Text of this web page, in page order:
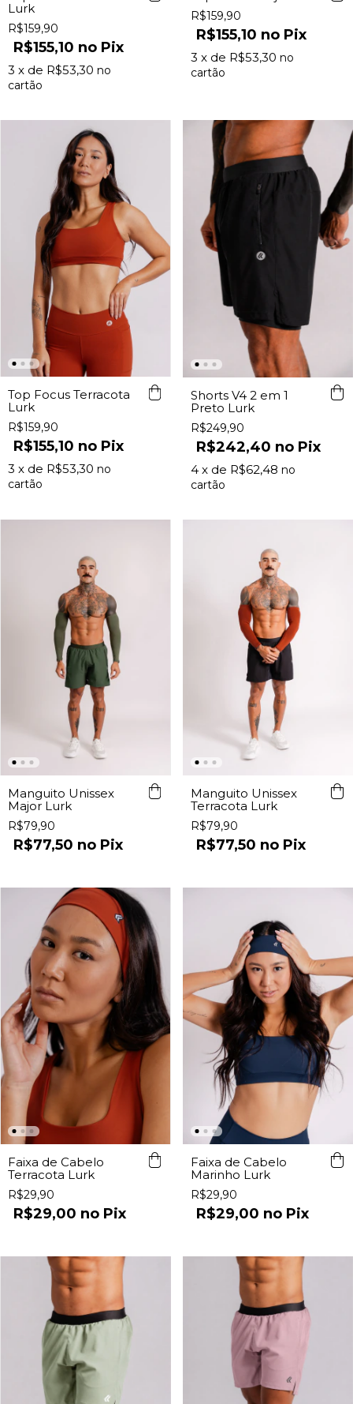
Lurk
R$159,90
R$155,10 Pix
3 x de R$53,30
R$159,90
R$155,10 Pix
3 x de R$53,30
Top Focus Terracota
Lurk
R$159,90
R$155,10 Pix
3 x de R$53,30
Shorts V4 2 em 1
Preto Lurk
R$249,90
R$242,40 Pix
4 x de R$62,48
Manguito Unissex
Major Lurk
R$79,90
R$77,50 Pix
Manguito Unissex
Terracota Lurk
R$79,90
R$77,50 Pix
Faixa de Cabelo
Terracota Lurk
R$29,90
R$29,00 Pix
Faixa de Cabelo
Marinho Lurk
R$29,90
R$29,00 Pix